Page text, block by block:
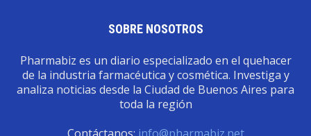
SOBRE NOSOTROS
Pharmabiz es un diario especializado en el quehacer
de la industria farmacéutica y cosmética. Investiga y
analiza noticias desde la Ciudad de Buenos Aires para
toda la región
Contáctanos: info@pharmabiz.net